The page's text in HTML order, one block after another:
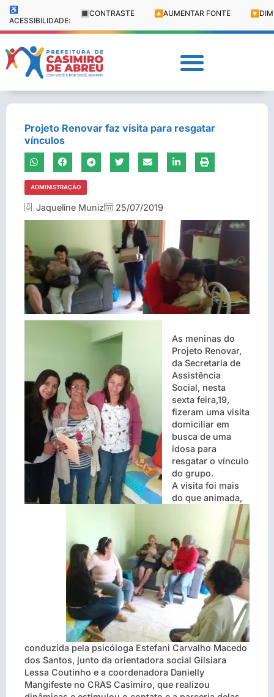
♿
ACESSIBILIDADE:
🔳 CONTRASTE 🔼 AUMENTAR FONTE 🔽
Projeto Renovar faz visita para resgatar
vínculos
ADMINISTRAÇÃO
Jaqueline Muniz 25/07/2019
As meninas do
Projeto Renovar,
da Secretaria de
Assistência
Social, nesta
sexta feira,19,
fizeram uma visita
domiciliar em
busca de uma
idosa para
resgatar o vínculo
do grupo.
A visita foi mais
do que animada,
conduzida pela psicóloga Estefani Carvalho Macedo
dos Santos, junto da orientadora social Gilsiara
Lessa Coutinho e a coordenadora Danielly
Mangifeste no CRAS Casimiro, que realizou